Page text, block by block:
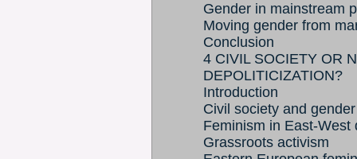
Gender in mainstream
Moving gender from
Conclusion
4 CIVIL SOCIETY OR
DEPOLITICIZATION?
Introduction
Civil society and gender
Feminism in East-West
Grassroots activism